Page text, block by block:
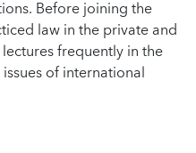
Before joining the
law in the private and
frequently in the
of international